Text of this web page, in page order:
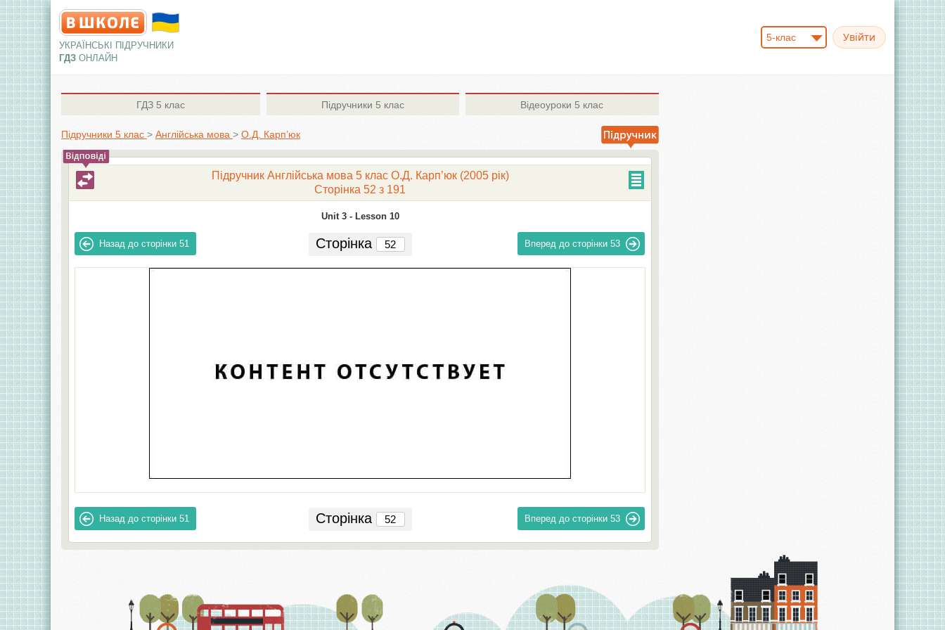
УКРАЇНСЬКІ ПІДРУЧНИКИ
ГДЗ ОНЛАЙН
5-клас
ГДЗ 5 клас Підручники 5 клас Відеоуроки 5 клас
Підручники 5 клас > Англiйська мова > О.Д. Карп’юк
Підручник Англійська мова 5 клас О.Д. Карп’юк (2005 рік)
Сторінка 52 з 191
Unit 3 - Lesson 10
Назад до сторінки 51 Сторінка Вперед до сторінки 53
Назад до сторінки 51 Сторінка Вперед до сторінки 53